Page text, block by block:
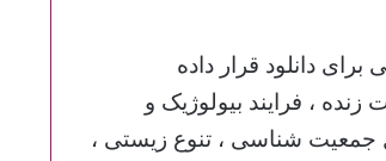
برای دانلود قرار داده
، فرایند بیولوژیک و
شناسی ، تنوع زیستی ،